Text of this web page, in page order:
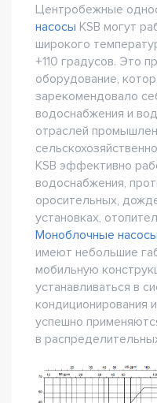
Центробежные
насосы KSB могут
широкого
+110 градусов. Это
оборудование,
зарекомендовало
водоснабжения и
отраслей
KSB эффективно
водоснабжения,
оросительных,
установках,
Моноблочные насосы
имеют небольшие
мобильную
устанавливаться в
кондиционирования
успешно
в